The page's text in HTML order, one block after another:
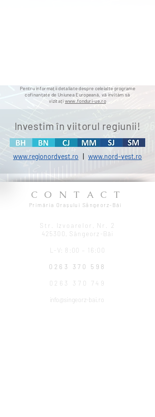
Pentru informații detaliate despre celelalte programe
cofinanțate de Uniunea Europeană, vă invităm să
vizitați www.fonduri-ue.ro
Investim în viitorul regiunii!
www.regionordvest.ro | www.nord-vest.ro
C O N T A C T
Primăria Orașului Sângeorz-Băi
Str. Izvoarelor, Nr. 2
425300, Sângeorz-Băi
L-V: 8:00 – 16:00
0263 370 598
0263 370 749
info@singeorz-bai.ro